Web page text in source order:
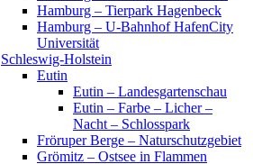
Hamburg – Tierpark Hagenbeck
Hamburg – U-Bahnhof HafenCity
Universität
Schleswig-Holstein
Eutin
Eutin – Landesgartenschau
Eutin – Farbe – Licher –
Nacht – Schlosspark
Fröruper Berge – Naturschutzgebiet
Grömitz – Ostsee in Flammen